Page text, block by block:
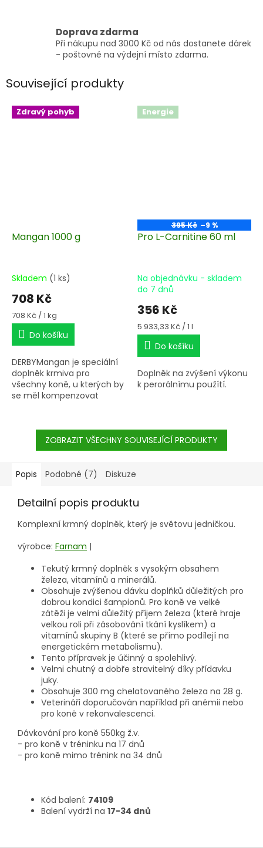
Doprava zdarma
Při nákupu nad 3000 Kč od nás dostanete dárek
- poštovné na výdejní místo zdarma.
Související produkty
Zdravý pohyb
Mangan 1000 g
Skladem (1 ks)
708 Kč
Měrná
cena:
708 Kč / 1 kg
Do košíku
DERBYMangan je speciální
doplněk krmiva pro
všechny koně, u kterých by
se měl kompenzovat
dávkou. Mangan jako
důležitý stopový prvek,
který zastává mnoho
významná funkce je
mechanismus v
organismu,
zajišťující obnovu kostí,
pojivové tkáně a
chrupavky.
Energie
395 Kč –9 %
Pro L-Carnitine 60 ml
Na objednávku - skladem
do 7 dnů
356 Kč
Měrná
cena:
5 933,33 Kč / 1 l
Do košíku
Doplněk na zvýšení výkonu
k perorálnímu použítí.
ZOBRAZIT VŠECHNY SOUVISEJÍCÍ PRODUKTY
Popis Podobné (7) Diskuze
Detailní popis produktu
Komplexní krmný doplněk, který je světovu jedničkou.
výrobce: Farnam |
Tekutý krmný doplněk s vysokým obsahem
železa, vitamínů a minerálů.
Obsahuje zvýšenou dávku doplňků důležitých pro
dobrou kondici šampionů. Pro koně ve velké
zátěži je velmi důležitý příjem železa (které hraje
velkou roli při zásobování tkání kyslíkem) a
vitamínů skupiny B (které se přímo podílejí na
energetickém metabolismu).
Tento přípravek je účinný a spolehlivý.
Velmi chutný a dobře stravitelný díky přídavku
juky.
Obsahuje 300 mg chelatovaného železa na 28 g.
Veterináři doporučován například při anémii nebo
pro koně v rekonvalescenci.
Dávkování pro koně 550kg ž.v.
- pro koně v tréninku na 17 dnů
- pro koně mimo trénink na 34 dnů
Kód balení: 74109
Balení vydrží na 17-34 dnů